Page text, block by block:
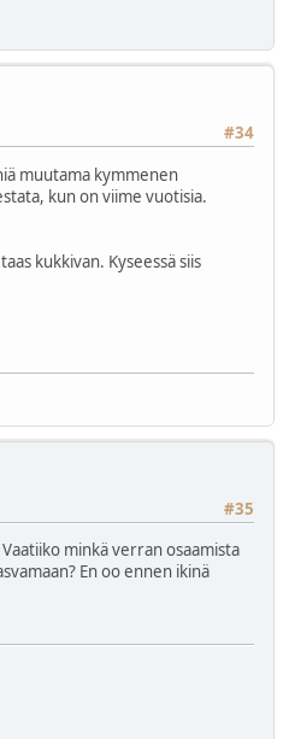
#34
muutama kymmenen
kun on viime vuotisia.
kukkivan. Kyseessä siis
#35
minkä verran osaamista
En oo ennen ikinä